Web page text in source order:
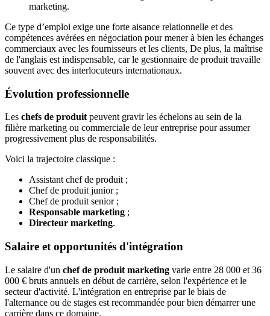
marketing.
Ce type d’emploi exige une forte aisance relationnelle et des
compétences avérées en négociation pour mener à bien les échanges
commerciaux avec les fournisseurs et les clients, De plus, la maîtrise
de l'anglais est indispensable, car le gestionnaire de produit travaille
souvent avec des interlocuteurs internationaux.
Évolution professionnelle
Les chefs de produitpeuvent gravir les échelons au sein de la
filière marketing ou commerciale de leur entreprise pour assumer
progressivement plus de responsabilités.
Voici la trajectoire classique :
Assistant chef de produit ;
Chef de produit junior ;
Chef de produit senior ;
Responsable marketing ;
Directeur marketing.
Salaire et opportunités d'intégration
Le salaire d'un chef de produit marketing varie entre 28 000 et 36
000 € bruts annuels en début de carrière, selon l'expérience et le
secteur d'activité. L'intégration en entreprise par le biais de
l'alternance ou de stages est recommandée pour bien démarrer une
carrière dans ce domaine.